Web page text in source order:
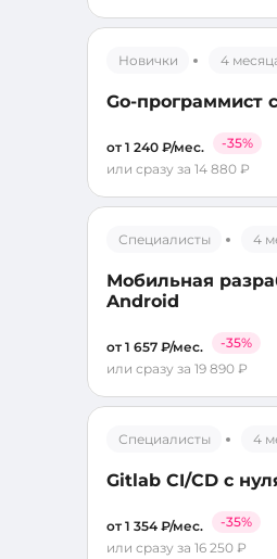
Новички 4
Go-программист
от 1 240 ₽/мес.
-35%
или сразу за 14 880 ₽
Специалисты 4
Мобильная
Android
от 1 657 ₽/мес.
-35%
или сразу за 19 890 ₽
Специалисты 4
Gitlab CI/CD с
от 1 354 ₽/мес.
-35%
или сразу за 16 250 ₽